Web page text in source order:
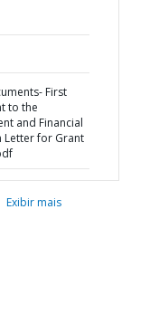
First
to the
and Financial
Letter for Grant
Exibir mais